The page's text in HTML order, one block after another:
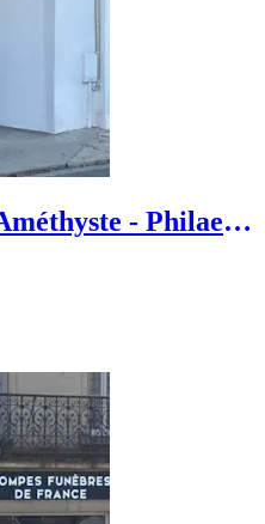
- Philae